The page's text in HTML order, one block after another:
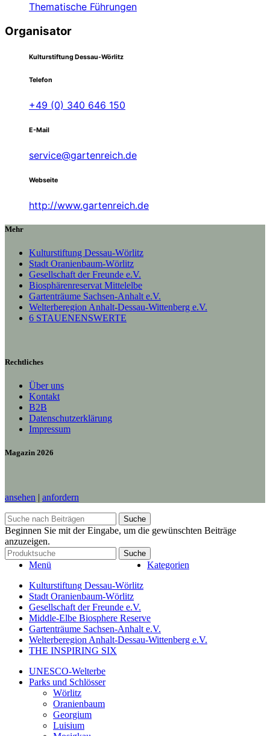
Thematische Führungen
Organisator
Kulturstiftung Dessau-Wörlitz
Telefon
+49 (0) 340 646 150
E-Mail
service@gartenreich.de
Webseite
http://www.gartenreich.de
Mehr
Kulturstiftung Dessau-Wörlitz
Stadt Oranienbaum-Wörlitz
Gesellschaft der Freunde e.V.
Biosphärenreservat Mittelelbe
Gartenträume Sachsen-Anhalt e.V.
Welterberegion Anhalt-Dessau-Wittenberg e.V.
6 STAUENENSWERTE
Rechtliches
Über uns
Kontakt
B2B
Datenschutzerklärung
Impressum
Magazin 2026
ansehen | anfordern
Suche
Beginnen Sie mit der Eingabe, um die gewünschten Beiträge
anzuzeigen.
Suche
Menü
Kategorien
Kulturstiftung Dessau-Wörlitz
Stadt Oranienbaum-Wörlitz
Gesellschaft der Freunde e.V.
Middle-Elbe Biosphere Reserve
Gartenträume Sachsen-Anhalt e.V.
Welterberegion Anhalt-Dessau-Wittenberg e.V.
THE INSPIRING SIX
UNESCO-Welterbe
Parks und Schlösser
Wörlitz
Oranienbaum
Georgium
Luisium